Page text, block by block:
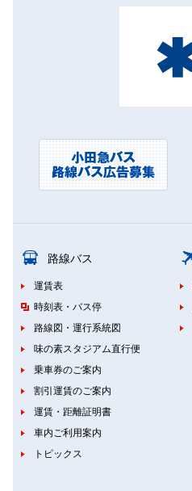
路線バス
運賃表
時刻表・バス停
路線図・運行系統図
味の素スタジアム直行便
乗車券のご案内
割引運賃のご案内
運賃・距離証明書
車内ご利用案内
トピックス